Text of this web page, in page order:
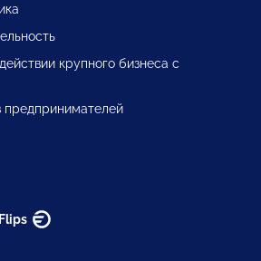
крупного бизнеса с
Flips